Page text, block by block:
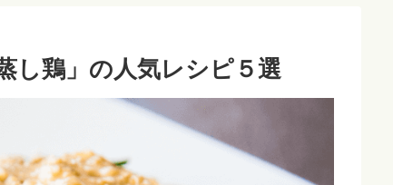
し鶏」の人気レシピ５選